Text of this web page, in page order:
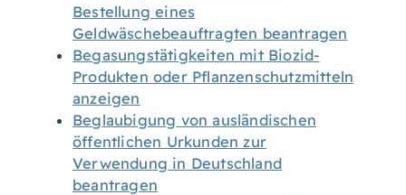
Bestellung eines
Geldwäschebeauftragten beantragen
Begasungstätigkeiten mit Biozid-
Produkten oder Pflanzenschutzmitteln
anzeigen
Beglaubigung von ausländischen
öffentlichen Urkunden zur
Verwendung in Deutschland
beantragen